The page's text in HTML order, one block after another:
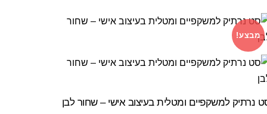
מבצע!
נרתיק למשקפיים ומטלית בעיצוב אישי – שחור לבן